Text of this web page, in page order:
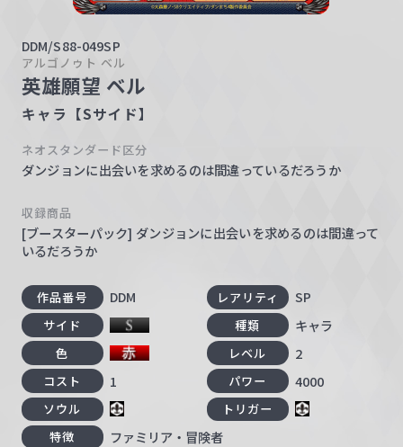
DDM/S88-049SP
アルゴノゥト ベル
英雄願望 ベル
キャラ【Sサイド】
ネオスタンダード区分
ダンジョンに出会いを求めるのは間違っているだろうか
収録商品
[ブースターパック] ダンジョンに出会いを求めるのは間違って
いるだろうか
作品番号 DDM レアリティ SP
サイド 種類 キャラ
色 レベル 2
コスト 1 パワー 4000
ソウル
トリガー
特徴
ファミリア・冒険者